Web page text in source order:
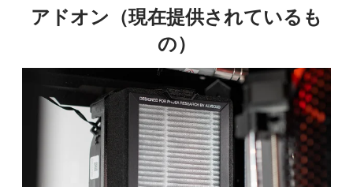
アドオン（現在提供されているも
の）